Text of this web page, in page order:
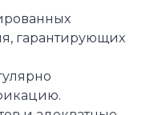
гарантирующих